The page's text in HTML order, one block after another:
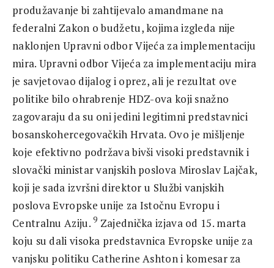
produžavanje bi zahtijevalo amandmane na
federalni Zakon o budžetu, kojima izgleda nije
naklonjen Upravni odbor Vijeća za implementaciju
mira. Upravni odbor Vijeća za implementaciju mira
je savjetovao dijalog i oprez, ali je rezultat ove
politike bilo ohrabrenje HDZ-ova koji snažno
zagovaraju da su oni jedini legitimni predstavnici
bosanskohercegovačkih Hrvata. Ovo je mišljenje
koje efektivno podržava bivši visoki predstavnik i
slovački ministar vanjskih poslova Miroslav Lajčak,
koji je sada izvršni direktor u Službi vanjskih
poslova Evropske unije za Istočnu Evropu i
Centralnu Aziju.9 Zajednička izjava od 15. marta
koju su dali visoka predstavnica Evropske unije za
vanjsku politiku Catherine Ashton i komesar za